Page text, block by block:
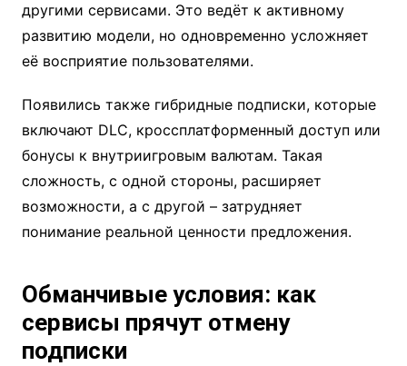
другими сервисами. Это ведёт к активному
развитию модели, но одновременно усложняет
её восприятие пользователями.
Появились также гибридные подписки, которые
включают DLC, кроссплатформенный доступ или
бонусы к внутриигровым валютам. Такая
сложность, с одной стороны, расширяет
возможности, а с другой – затрудняет
понимание реальной ценности предложения.
Обманчивые условия: как
сервисы прячут отмену
подписки